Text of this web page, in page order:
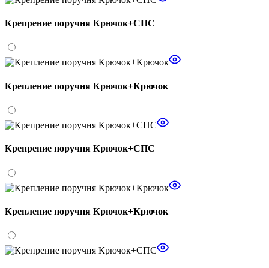
Крепрение поручня Крючок+СПС
Крепление поручня Крючок+Крючок
Крепрение поручня Крючок+СПС
Крепление поручня Крючок+Крючок